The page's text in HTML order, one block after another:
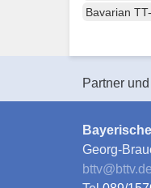
Bavarian
Partner
Georg-
bttv@bttv.de